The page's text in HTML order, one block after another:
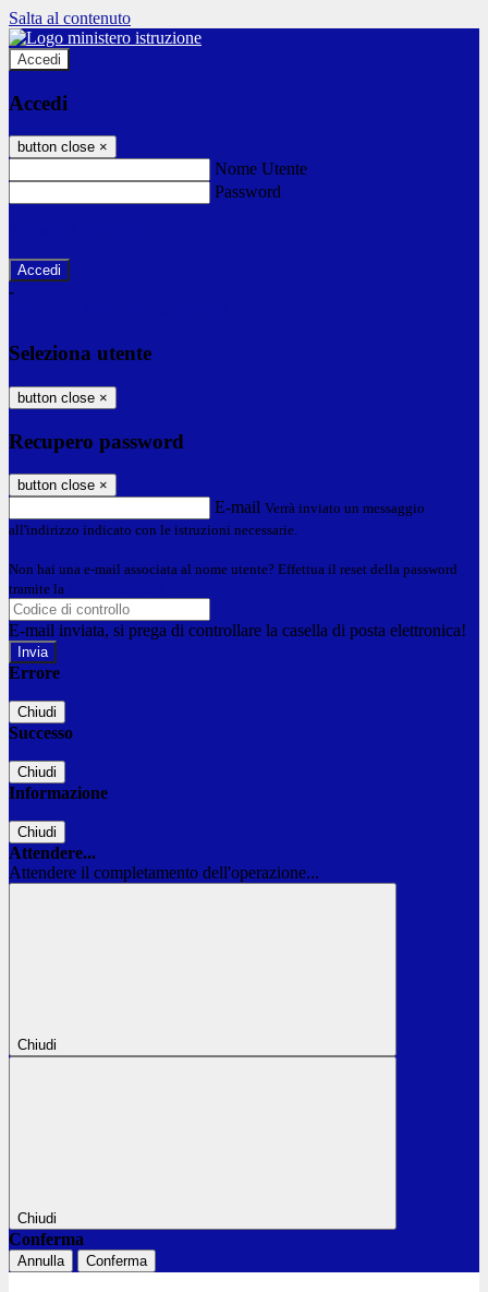
Salta al contenuto
Accedi
Accedi
button close ×
Nome Utente
Password
-
Seleziona utente
button close ×
Recupero password
button close ×
E-mail Verrà inviato un messaggio
all'indirizzo indicato con le istruzioni necessarie.
Non hai una e-mail associata al nome utente? Effettua il reset della password
tramite la
E-mail inviata, si prega di controllare la casella di posta elettronica!
Errore
Chiudi
Successo
Chiudi
Informazione
Chiudi
Attendere...
Attendere il completamento dell'operazione...
Chiudi
Chiudi
Conferma
Annulla Conferma